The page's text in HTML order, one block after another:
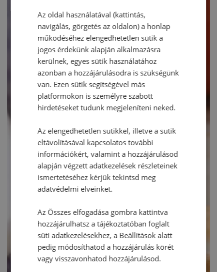
Az oldal használatával (kattintás,
navigálás, görgetés az oldalon) a honlap
működéséhez elengedhetetlen sütik a
jogos érdekünk alapján alkalmazásra
kerülnek, egyes sütik használatához
azonban a hozzájárulásodra is szükségünk
van. Ezen sütik segítségével más
platformokon is személyre szabott
hirdetéseket tudunk megjeleníteni neked.
Az elengedhetetlen sütikkel, illetve a sütik
eltávolításával kapcsolatos további
információkért, valamint a hozzájárulásod
alapján végzett adatkezelések részleteinek
ismertetéséhez kérjük tekintsd meg
adatvédelmi elveinket.
Az Összes elfogadása gombra kattintva
hozzájárulhatsz a tájékoztatóban foglalt
süti adatkezelésekhez, a Beállítások alatt
pedig módosíthatod a hozzájárulás körét
vagy visszavonhatod hozzájárulásod.